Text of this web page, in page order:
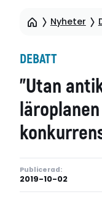
Nyheter
DEBATT
”Utan
Publicerad:
2019-10-02